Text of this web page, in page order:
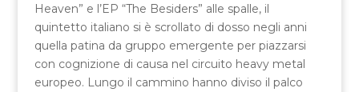
Heaven” e l’EP “The Besiders” alle spalle, il
quintetto italiano si è scrollato di dosso negli anni
quella patina da gruppo emergente per piazzarsi
con cognizione di causa nel circuito heavy metal
europeo. Lungo il cammino hanno diviso il palco